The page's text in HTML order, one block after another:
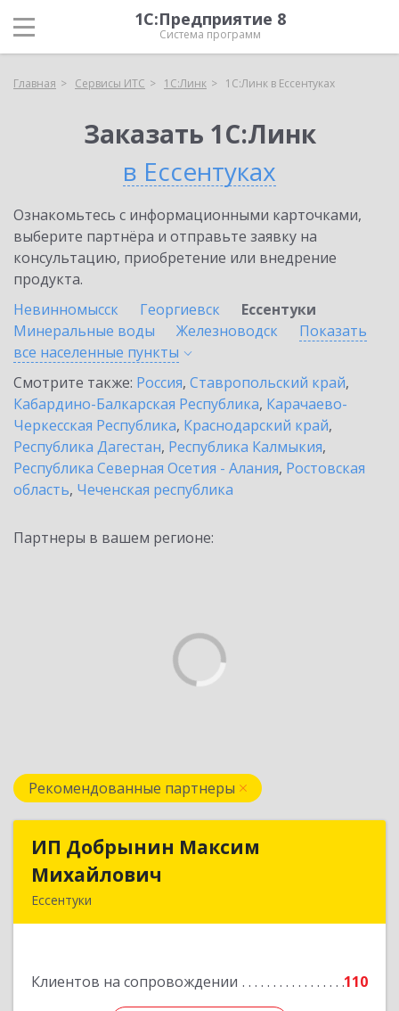
1С:Предприятие 8
Система программ
Главная Сервисы ИТС 1С:Линк 1С:Линк в Ессентуках
Заказать 1С:Линк
в Ессентуках
Ознакомьтесь с информационными карточками,
выберите партнёра и отправьте заявку на
консультацию, приобретение или внедрение
продукта.
Невинномысск
Георгиевск
Ессентуки
Минеральные воды
Железноводск
Показать
все населенные пункты
Смотрите также: Россия, Ставропольский край,
Кабардино-Балкарская Республика, Карачаево-
Черкесская Республика, Краснодарский край,
Республика Дагестан, Республика Калмыкия,
Республика Северная Осетия - Алания, Ростовская
область, Чеченская республика
Партнеры в вашем регионе:
Рекомендованные партнеры
ИП Добрынин Максим
Михайлович
Ессентуки
Клиентов на сопровождении 110
ИП Добрынин Максим
Подробнее